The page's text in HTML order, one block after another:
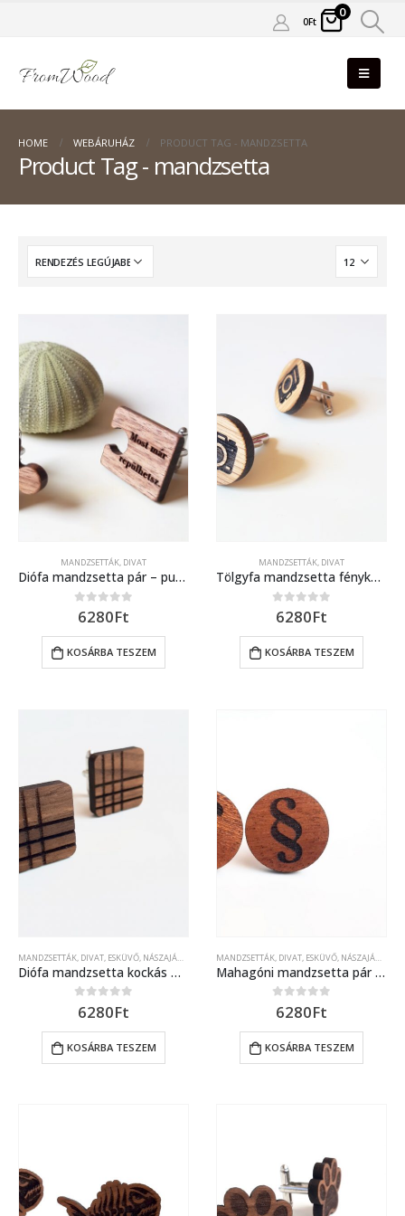
0Ft
0
HOME WEBÁRUHÁZ PRODUCT TAG - MANDZSETTA
Product Tag - mandzsetta
MANDZSETTÁK, DIVAT
Diófa mandzsetta pár – puzzle forma
0out of 5
6280Ft
KOSÁRBA TESZEM
MANDZSETTÁK, DIVAT
Tölgyfa mandzsetta fényképezőgép mintával
0out of 5
6280Ft
KOSÁRBA TESZEM
MANDZSETTÁK DIVAT ESKÜVŐ, NÁSZAJÁNDÉK
Diófa mandzsetta kockás mintával
0out of 5
6280Ft
KOSÁRBA TESZEM
MANDZSETTÁK DIVAT ESKÜVŐ, NÁSZAJÁNDÉK
Mahagóni mandzsetta pár paragrafus jellel díszítve
0out of 5
6280Ft
KOSÁRBA TESZEM